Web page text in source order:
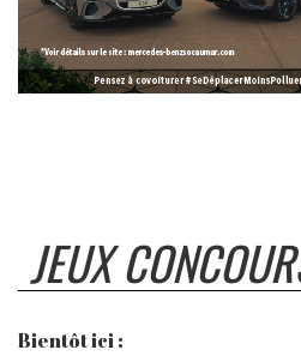
JEUX
Bientôt ici :